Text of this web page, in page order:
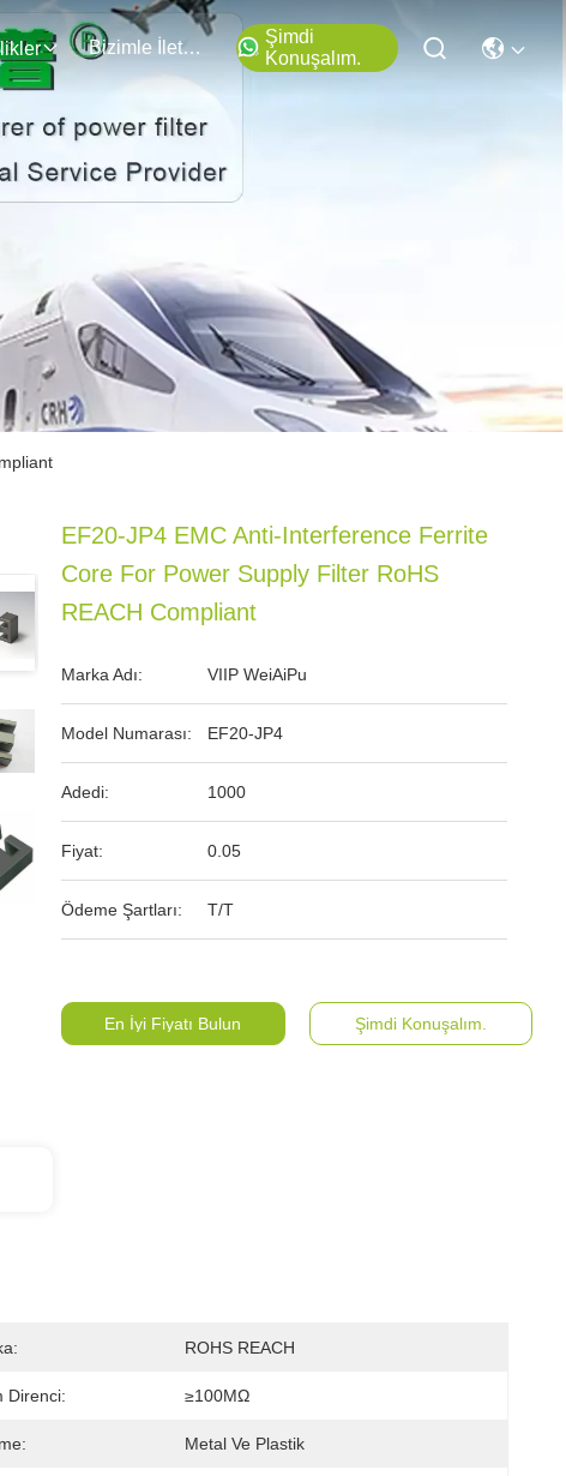
Bizimle İletişim
Şimdi
Konuşalım.
EF20-JP4 EMC Anti-Interference Ferrite
Core For Power Supply Filter RoHS
REACH Compliant
Marka Adı: VIIP WeiAiPu
Model Numarası: EF20-JP4
Adedi: 1000
Fiyat: 0.05
Ödeme Şartları: T/T
En İyi Fiyatı Bulun Şimdi Konuşalım.
ROHS REACH
Direnci: ≥100MΩ
Metal Ve Plastik